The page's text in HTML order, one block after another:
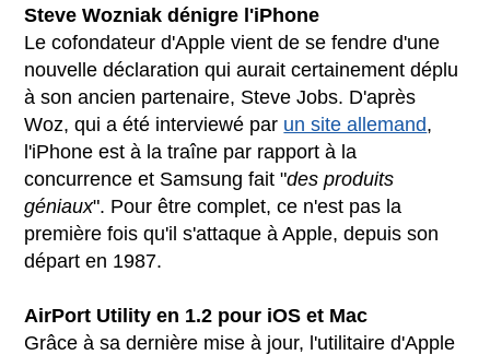
Steve Wozniak dénigre l'iPhone
Le cofondateur d'Apple vient de se fendre d'une
nouvelle déclaration qui aurait certainement déplu
à son ancien partenaire, Steve Jobs. D'après
Woz, qui a été interviewé par un site allemand,
l'iPhone est à la traîne par rapport à la
concurrence et Samsung fait "des produits
géniaux". Pour être complet, ce n'est pas la
première fois qu'il s'attaque à Apple, depuis son
départ en 1987.
AirPort Utility en 1.2 pour iOS et Mac
Grâce à sa dernière mise à jour, l'utilitaire d'Apple